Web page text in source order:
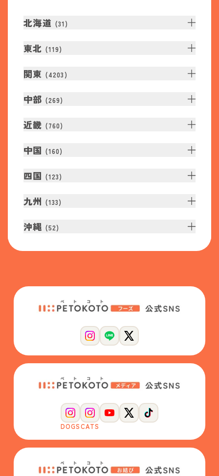
北海道 (31 )
東北 (119)
関東 (4203 )
中部 (269)
近畿 (760)
中国 (160)
四国 (123)
九州 (133)
沖縄 (52)
DOGSCATS